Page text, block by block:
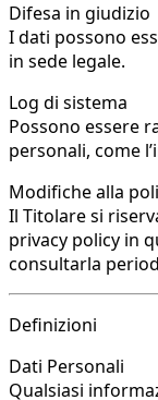
Difesa in giudizio
I dati possono
in sede legale.
Log di sistema
Possono essere
personali, come
Modifiche alla
Il Titolare si
privacy policy in
consultarla
Definizioni
Dati Personali
Qualsiasi